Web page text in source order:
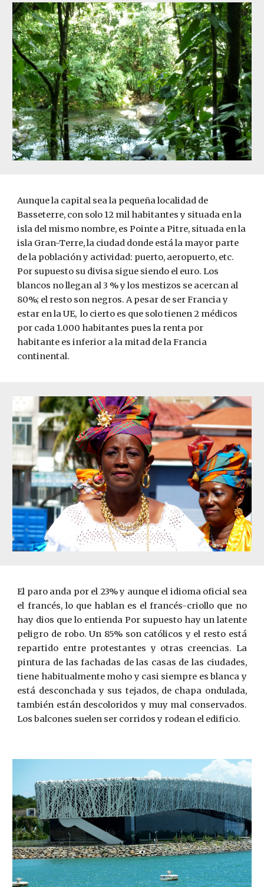
Aunque la capital sea la pequeña localidad de
Basseterre, con solo 12 mil habitantes y situada en la
isla del mismo nombre, es Pointe a Pitre, situada en la
isla Gran-Terre, la ciudad donde está la mayor parte
de la población y actividad: puerto, aeropuerto, etc.
Por supuesto su divisa sigue siendo el euro. Los
blancos no llegan al 3 % y los mestizos se acercan al
80%; el resto son negros. A pesar de ser Francia y
estar en la UE,  lo cierto es que solo tienen 2 médicos
por cada 1.000 habitantes pues la renta por
habitante es inferior a la mitad de la Francia
continental.
El paro anda por el 23% y aunque el idioma oficial sea
el francés, lo que hablan es el francés-criollo que no
hay dios que lo entienda Por supuesto hay un latente
peligro de robo. Un 85% son católicos y el resto está
repartido entre protestantes y otras creencias. La
pintura de las fachadas de las casas de las ciudades,
tiene habitualmente moho y casi siempre es blanca y
está desconchada y sus tejados, de chapa ondulada,
también están descoloridos y muy mal conservados.
Los balcones suelen ser corridos y rodean el edificio.